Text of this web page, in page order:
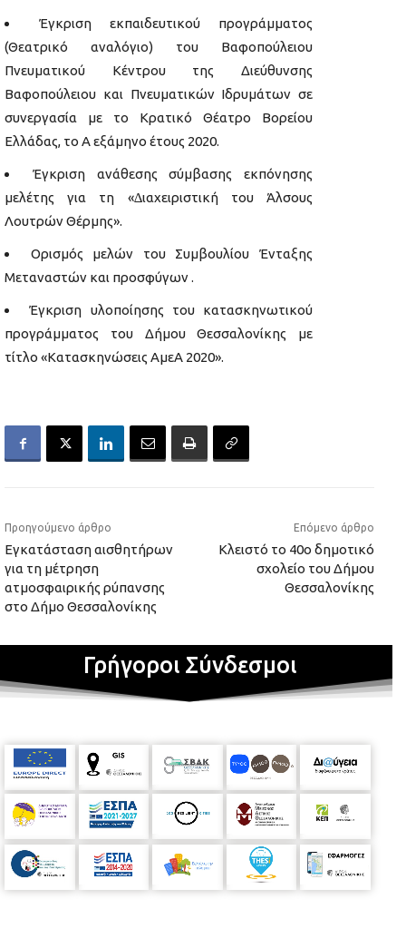
Έγκριση εκπαιδευτικού προγράμματος
(Θεατρικό αναλόγιο) του Βαφοπούλειου
Πνευματικού Κέντρου της Διεύθυνσης
Βαφοπούλειου και Πνευματικών Ιδρυμάτων σε
συνεργασία με το Κρατικό Θέατρο Βορείου
Ελλάδας, το Α εξάμηνο έτους 2020.
Έγκριση ανάθεσης σύμβασης εκπόνησης
μελέτης για τη «∆ιαχειριστική του Άλσους
Λουτρών Θέρμης».
Ορισμός μελών του Συμβουλίου Ένταξης
Μεταναστών και προσφύγων .
Έγκριση υλοποίησης του κατασκηνωτικού
προγράμματος του Δήμου Θεσσαλονίκης με
τίτλο «Κατασκηνώσεις ΑμεΑ 2020».
Προηγούμενο άρθρο
Εγκατάσταση αισθητήρων
για τη μέτρηση
ατμοσφαιρικής ρύπανσης
στο Δήμο Θεσσαλονίκης
Επόμενο άρθρο
Κλειστό το 40ο δημοτικό
σχολείο του Δήμου
Θεσσαλονίκης
Γρήγοροι Σύνδεσμοι